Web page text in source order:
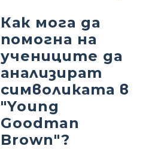
Как мога да
помогна на
учениците да
анализират
символиката в
"Young
Goodman
Brown"?